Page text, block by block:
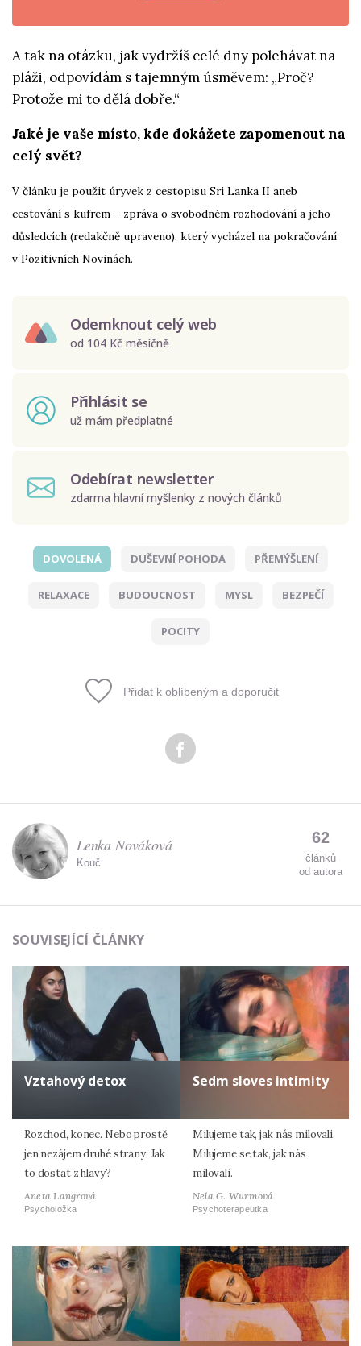
A tak na otázku, jak vydržíš celé dny polehávat na
pláži, odpovídám s tajemným úsměvem: „Proč?
Protože mi to dělá dobře.“
Jaké je vaše místo, kde dokážete zapomenout na
celý svět?
V článku je použit úryvek z cestopisu Sri Lanka II aneb
cestování s kufrem – zpráva o svobodném rozhodování a jeho
důsledcích (redakčně upraveno), který vycházel na pokračování
v Pozitivních Novinách.
Odemknout celý web
od 104 Kč měsíčně
Přihlásit se
už mám předplatné
Odebírat newsletter
zdarma hlavní myšlenky z nových článků
DOVOLENÁ DUŠEVNÍ POHODA PŘEMÝŠLENÍ
RELAXACE BUDOUCNOST MYSL BEZPEČÍ
POCITY
Přidat k oblíbeným a doporučit
Lenka Nováková
Kouč
62
článků
od autora
SOUVISEJÍCÍ ČLÁNKY
Vztahový detox
Rozchod, konec. Nebo prostě
jen nezájem druhé strany. Jak
to dostat z hlavy?
Aneta Langrová
Psycholožka
Sedm sloves intimity
Milujeme tak, jak nás milovali.
Milujeme se tak, jak nás
milovali.
Nela G. Wurmová
Psychoterapeutka